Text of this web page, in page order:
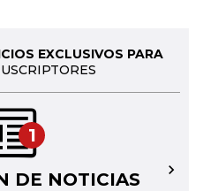
EXCLUSIVOS PARA
1
DE NOTICIAS →